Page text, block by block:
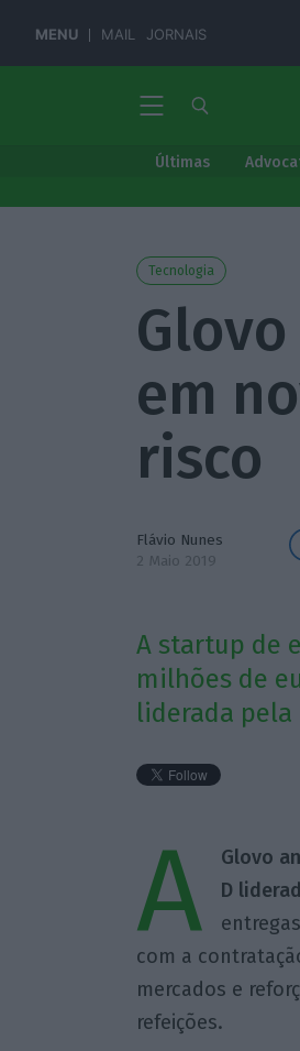
MENU MAIL JORNAIS
Últimas
Tecnologia
em
risco
Flávio Nunes
2 Maio 2019
A startup de
milhões de
liderada pela
A
Glovo
D
com a
mercados e
refeições.